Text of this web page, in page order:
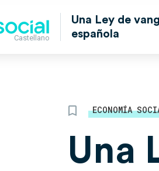
Castellano
Una Ley de
española
ECONOMÍA
Una